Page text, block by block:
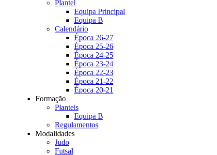
Plantel
Equipa Principal
Equipa B
Calendário
Época 26-27
Época 25-26
Época 24-25
Época 23-24
Época 22-23
Época 21-22
Época 20-21
Formação
Planteis
Equipa B
Regulamentos
Modalidades
Judo
Futsal